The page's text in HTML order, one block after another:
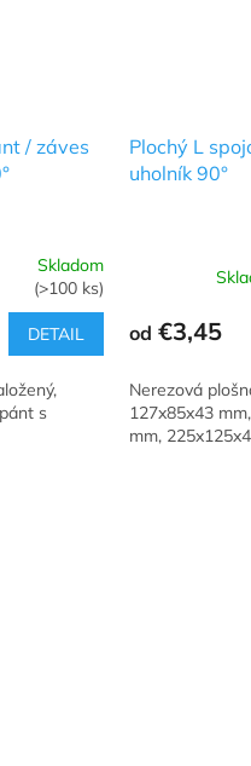
/ záves
Skladom
(>100 ks)
DETAIL
s
Plochý L
uholník 90°
od €3,45
Nerezová
127x85x43
mm,